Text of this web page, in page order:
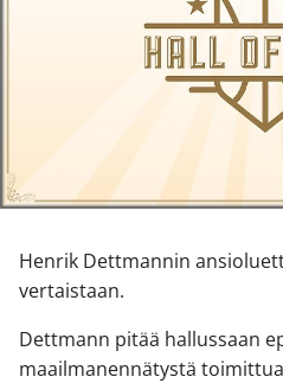
Henrik Dettmannin
vertaistaan.
Dettmann pitää hallussaan
maailmanennätystä